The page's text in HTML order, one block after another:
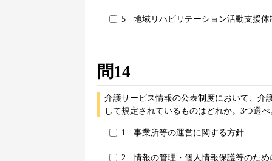
5 地域リハビリテーション活動支援体
問14
介護サービス情報の公表制度において、介
して規定されているものはどれか。3つ選べ
1 事業所等の運営に関する方針
2 情報の管理・個人情報保護等のた